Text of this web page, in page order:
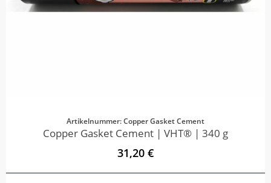
Artikelnummer: Copper Gasket Cement
Copper Gasket Cement | VHT® | 340 g
31,20 €